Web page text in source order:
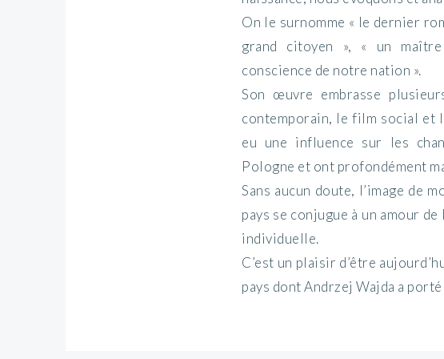
On le surnomme « le dernier
grand citoyen », « un
conscience de notre nation ».
Son œuvre embrasse
contemporain, le film social
eu une influence sur les
Pologne et ont profondément
Sans aucun doute, l’image de
pays se conjugue à un amour
individuelle.
C’est un plaisir d’être
pays dont Andrzej Wajda a